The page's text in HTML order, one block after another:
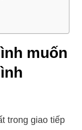
muốn
trong giao tiếp